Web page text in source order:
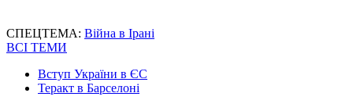
СПЕЦТЕМА: Війна в Ірані
ВСІ ТЕМИ
Вступ України в ЄС
Теракт в Барселоні